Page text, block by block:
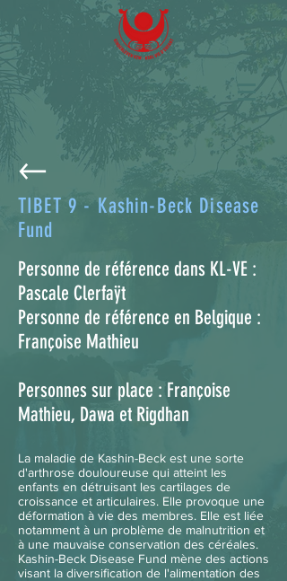
TIBET 9 - Kashin-Beck Disease
Fund
Personne de référence dans KL-VE :
Pascale Clerfaÿt
Personne de référence en Belgique :
Françoise Mathieu
Personnes sur place : Françoise
Mathieu, Dawa et Rigdhan
La maladie de Kashin-Beck est une sorte
d'arthrose douloureuse qui atteint les
enfants en détruisant les cartilages de
croissance et articulaires. Elle provoque une
déformation à vie des membres. Elle est liée
notamment à un problème de malnutrition et
à une mauvaise conservation des céréales.
Kashin-Beck Disease Fund mène des actions
visant la diversification de l'alimentation des